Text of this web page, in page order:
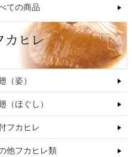
ての商品
（姿）
（ほぐし）
フカヒレ
他フカヒレ類